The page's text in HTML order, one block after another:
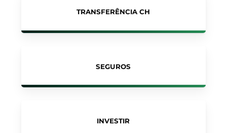
TRANSFERÊNCIA CH
SEGUROS
INVESTIR